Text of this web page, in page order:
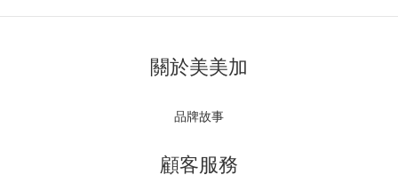
關於美美加
品牌故事
顧客服務